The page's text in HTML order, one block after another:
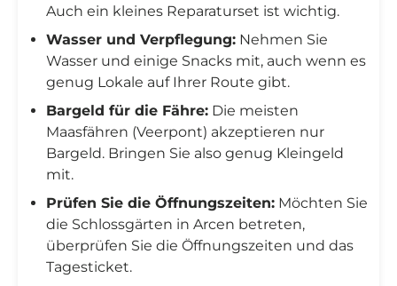
Auch ein kleines Reparaturset ist wichtig.
Wasser und Verpflegung: Nehmen Sie
Wasser und einige Snacks mit, auch wenn es
genug Lokale auf Ihrer Route gibt.
Bargeld für die Fähre: Die meisten
Maasfähren (Veerpont) akzeptieren nur
Bargeld. Bringen Sie also genug Kleingeld
mit.
Prüfen Sie die Öffnungszeiten: Möchten Sie
die Schlossgärten in Arcen betreten,
überprüfen Sie die Öffnungszeiten und das
Tagesticket.